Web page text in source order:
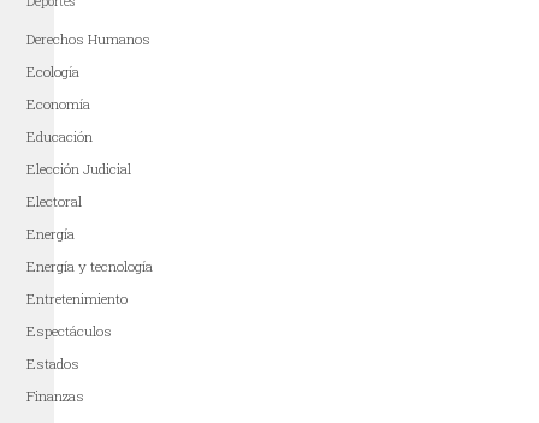
Derechos Humanos
Ecología
Economía
Educación
Elección Judicial
Electoral
Energía
Energía y tecnología
Entretenimiento
Espectáculos
Estados
Finanzas